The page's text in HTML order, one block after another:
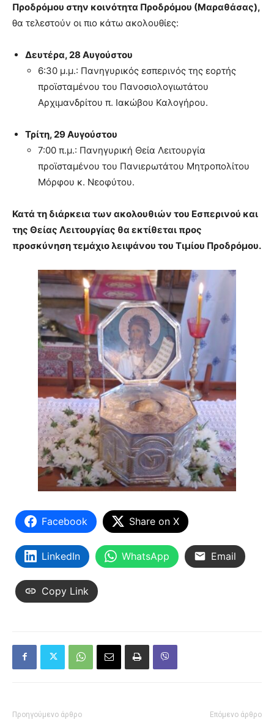
Προδρόμου στην κοινότητα Προδρόμου (Μαραθάσας),
θα τελεστούν οι πιο κάτω ακολουθίες:
Δευτέρα, 28 Αυγούστου
6:30 μ.μ.: Πανηγυρικός εσπερινός της εορτής
προϊσταμένου του Πανοσιολογιωτάτου
Αρχιμανδρίτου π. Ιακώβου Καλογήρου.
Τρίτη, 29 Αυγούστου
7:00 π.μ.: Πανηγυρική Θεία Λειτουργία
προϊσταμένου του Πανιερωτάτου Μητροπολίτου
Μόρφου κ. Νεοφύτου.
Κατά τη διάρκεια των ακολουθιών του Εσπερινού και
της Θείας Λειτουργίας θα εκτίθεται προς
προσκύνηση τεμάχιο λειψάνου του Τιμίου Προδρόμου.
Facebook Share on X
LinkedIn WhatsApp Email
Copy Link
Προηγούμενο άρθρο Επόμενο άρθρο